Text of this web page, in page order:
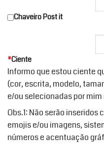
Chaveiro Post it
*Ciente
Informo que estou ciente
(cor, escrita, modelo,
e/ou selecionadas por
Obs.1: Não serão
emojis e/ou imagens,
números e acentuação